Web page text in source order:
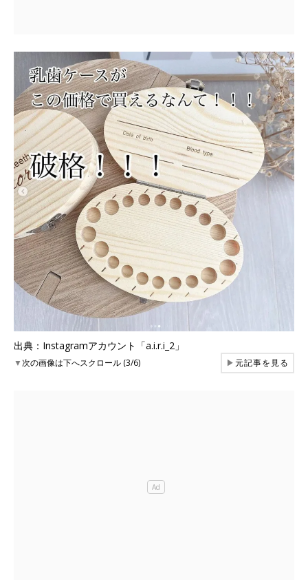
出典：Instagramアカウント「a.i.r.i_2」
▼次の画像は下へスクロール (3/6) ▶元記事を見る